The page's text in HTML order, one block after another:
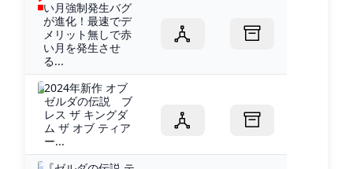
い月強制発生バグ
が進化！最速でデ
メリット無しで赤
い月を発生させ
る...
2024年新作 オブ
ゼルダの伝説 ブ
レス ザ キングダ
ム ザ オブ ティア
ー...